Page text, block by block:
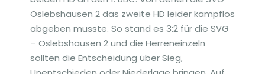
Oslebshausen 2 das zweite HD leider kampflos
abgeben musste. So stand es 3:2 für die SVG
– Oslebshausen 2 und die Herreneinzeln
sollten die Entscheidung über Sieg,